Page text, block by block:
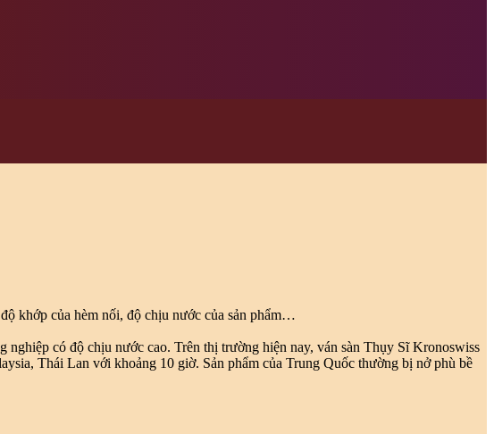
khớp của hèm nối, độ chịu nước của sản phẩm…
có độ chịu nước cao. Trên thị trường hiện nay, ván sàn Thụy Sĩ Kronoswiss
Thái Lan với khoảng 10 giờ. Sản phẩm của Trung Quốc thường bị nở phù bề